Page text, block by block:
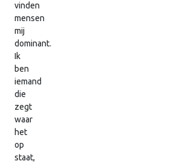
vinden
mensen
mij
dominant.
Ik
ben
iemand
die
zegt
waar
het
op
staat,